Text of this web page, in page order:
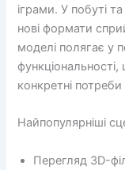
іграми. У побуті
нові формати
моделі полягає у
функціональності,
конкретні
Найпопулярніші
Перегляд 3D-